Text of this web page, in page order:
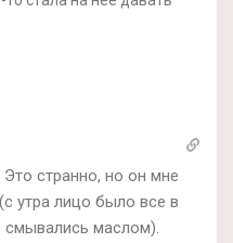
странно, но он мне
утра лицо было все в
смывались маслом).